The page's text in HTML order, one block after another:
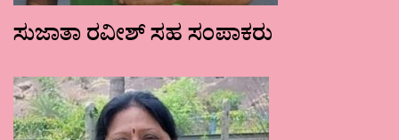
ಸುಜಾತಾ ರವೀಶ್ ಸಹ ಸಂಪಾಕರು